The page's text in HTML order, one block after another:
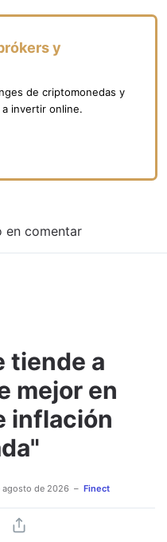
y
de criptomonedas y
invertir online.
en comentar
imagen Comentar
tiende a
mejor en
inflación
agosto de 2026 Finect